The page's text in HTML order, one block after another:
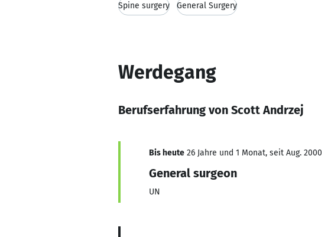
Spine surgery General Surgery
Werdegang
Berufserfahrung von Scott Andrzej
Bis heute 26 Jahre und 1 Monat, seit Aug. 2000
General surgeon
UN